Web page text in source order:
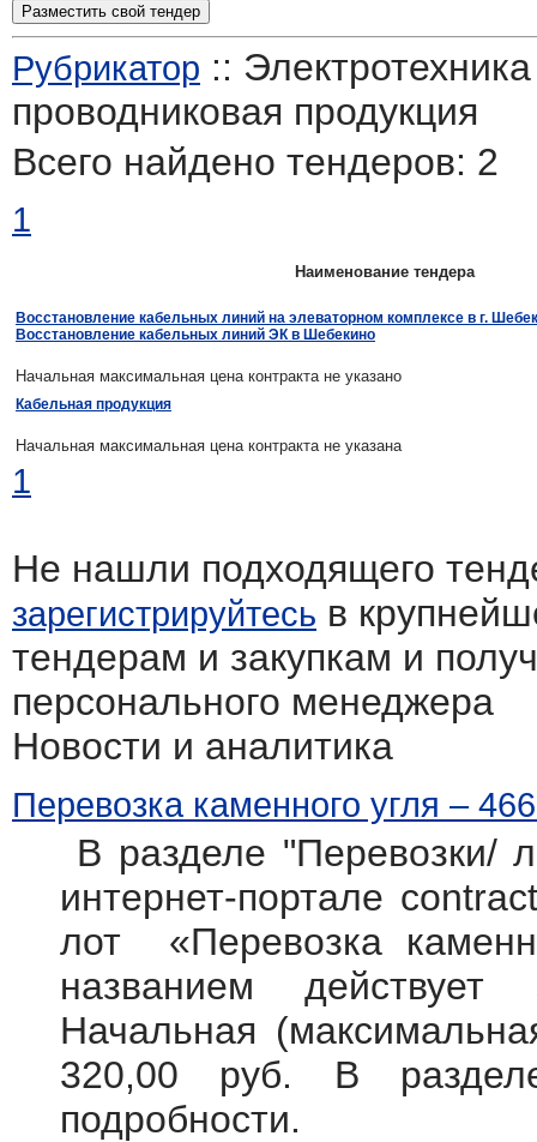
Разместить свой тендер
Рубрикатор ::
проводниковая продукция
Всего найдено тендеров: 2
1
Наименование тендера
Восстановление кабельных линий на элеваторном комплексе в г.
Восстановление кабельных линий ЭК в Шебекино
Начальная максимальная цена контракта не указано
Кабельная продукция
Начальная максимальная цена контракта не указана
1
Не нашли подходящего
зарегистрируйтесь в
тендерам и закупкам и
персонального менеджера
Новости и аналитика
Перевозка каменного угля –
В разделе "Перевозки/
интернет-портале
лот «Перевозка
названием
Начальная
320,00 руб. В
подробности.